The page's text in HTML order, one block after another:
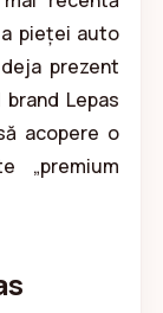
pieței auto
prezent
Lepas
acopere o
„premium